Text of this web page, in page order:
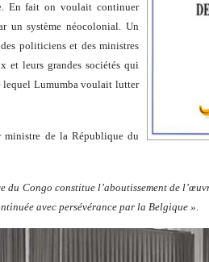
En fait on voulait continuer
un système néocolonial. Un
politiciens et des ministres
et leurs grandes sociétés qui
lequel Lumumba voulait lutter
ministre de la République du
du Congo constitue l’aboutissement de
avec persévérance par la Belgique »